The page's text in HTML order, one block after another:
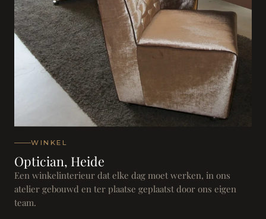
WINKEL
Optician, Heide
Een winkelinterieur dat elke dag moet werken, in ons
atelier gebouwd en ter plaatse geplaatst door ons eigen
team.